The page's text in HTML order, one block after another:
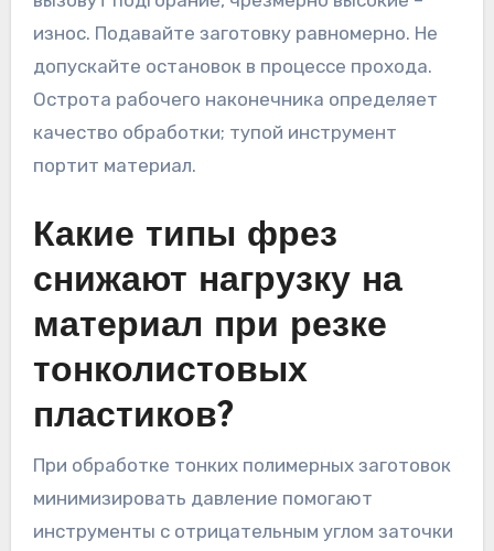
износ. Подавайте заготовку равномерно. Не
допускайте остановок в процессе прохода.
Острота рабочего наконечника определяет
качество обработки; тупой инструмент
портит материал.
Какие типы фрез
снижают нагрузку на
материал при резке
тонколистовых
пластиков?
При обработке тонких полимерных заготовок
минимизировать давление помогают
инструменты с отрицательным углом заточки